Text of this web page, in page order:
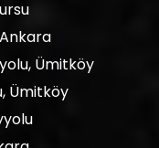
Ümitköy
Ümitköy